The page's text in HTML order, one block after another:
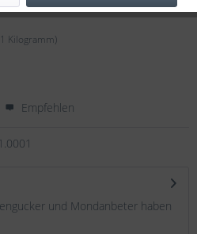
Kilogramm)
Empfehlen
und Mondanbeter haben